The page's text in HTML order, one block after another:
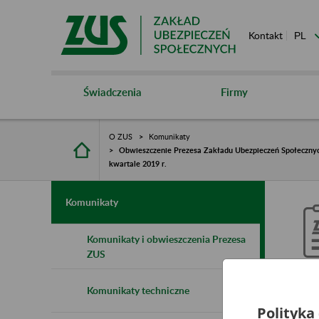
Kontakt
Świadczenia Firmy
O ZUS
Komunikaty
Obwieszczenie Prezesa Zakładu Ubezpieczeń
kwartale 2019 r.
Komunikaty
Komunikaty i obwieszczenia Prezesa
ZUS
Komunikaty techniczne
Polityka